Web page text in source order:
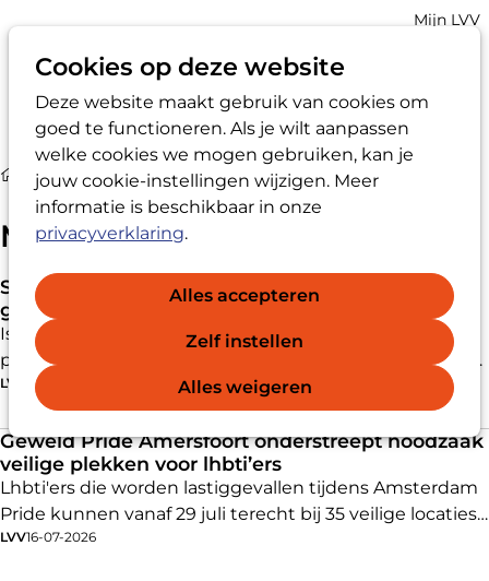
Cookies op deze website
Deze website maakt gebruik van cookies om
goed te functioneren. Als je wilt aanpassen
welke cookies we mogen gebruiken, kan je
jouw cookie-instellingen wijzigen. Meer
informatie is beschikbaar in onze
privacyverklaring.
Alles accepteren
Zelf instellen
Alles weigeren
Zoek
Account
Mijn LVV
Nieuws
Meer van het laatste nieuws
Slaat Nederland door in de strijd tegen
grensoverschrijdend gedrag?
Is het te makkelijk geworden om een directeur weg te
pesten, omdat hij te autoritair zou zijn? Afgaand op de
vele honderden zaken vanwege grensoverschrijdend
gedrag ga je het bijna denken. Iemand pesten, negeren
of juist avances maken, wordt niet meer gepikt. “Straks
wil niemand meer leiding geven”.
LVV 23-07-2026
Geweld Pride Amersfoort onderstreept noodzaak
veilige plekken voor lhbti’ers
Lhbti'ers die worden lastiggevallen tijdens Amsterdam
Pride kunnen vanaf 29 juli terecht bij 35 veilige locaties
in de stad. Een
LVV16-07-2026